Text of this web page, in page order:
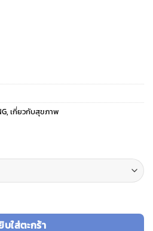
, เกี่ยวกับสุขภาพ
- แหวนอัจฉริยะ Smart Ring - สี Galaxy
บใส่ตะกร้า